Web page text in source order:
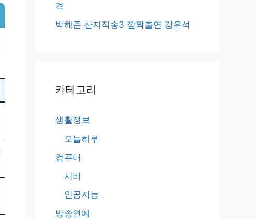
격
박해준 산지직송3 깜짝출연 강유석
카테고리
생활정보
오늘하루
컴퓨터
서버
인공지능
방송연예